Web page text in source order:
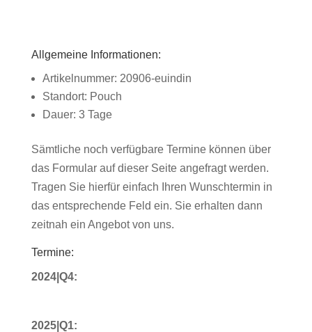
Allgemeine Informationen:
Artikelnummer: 20906-euindin
Standort: Pouch
Dauer: 3 Tage
Sämtliche noch verfügbare Termine können über
das Formular auf dieser Seite angefragt werden.
Tragen Sie hierfür einfach Ihren Wunschtermin in
das entsprechende Feld ein. Sie erhalten dann
zeitnah ein Angebot von uns.
Termine:
2024|Q4:
2025|Q1: